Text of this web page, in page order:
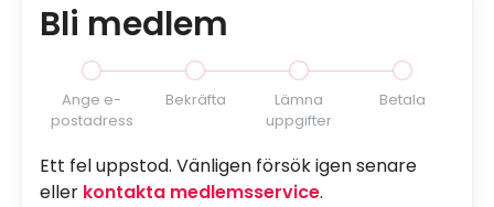
Bli medlem
Ange e-
postadress
Bekräfta
Lämna
uppgifter
Betala
Ett fel uppstod. Vänligen försök igen senare
eller kontakta medlemsservice.